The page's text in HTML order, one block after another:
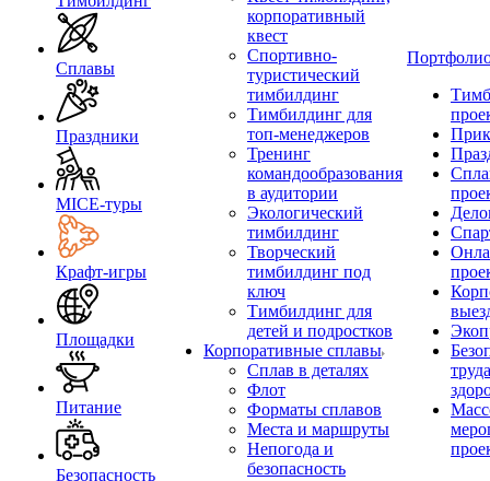
Сплавы
Праздники
MICE‑туры
Крафт-игры
Площадки
Питание
Безопасность
корпоративный
квест
Спортивно-
туристический
тимбилдинг
Тимбилдинг для
топ-менеджеров
Тренинг
командообразования
в аудитории
Экологический
тимбилдинг
Творческий
тимбилдинг под
ключ
Тимбилдинг для
детей и подростков
Корпоративные сплавы
Сплав в деталях
Флот
Форматы сплавов
Места и маршруты
Непогода и
безопасность